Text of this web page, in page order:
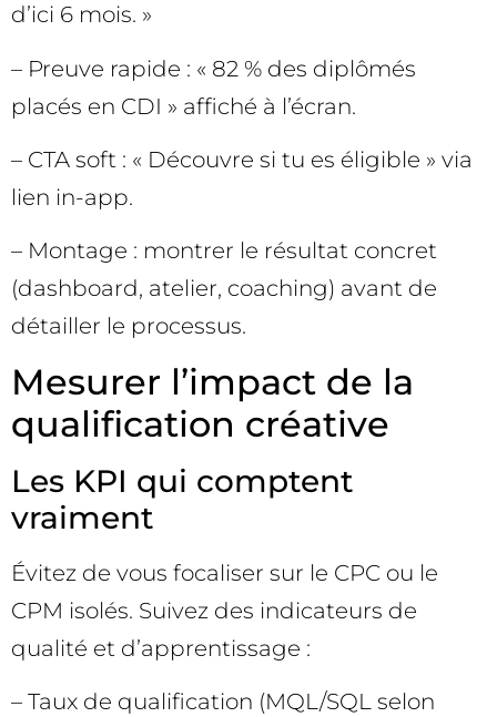
d’ici 6 mois. »
– Preuve rapide : « 82 % des diplômés
placés en CDI » affiché à l’écran.
– CTA soft : « Découvre si tu es éligible » via
lien in-app.
– Montage : montrer le résultat concret
(dashboard, atelier, coaching) avant de
détailler le processus.
Mesurer l’impact de la
qualification créative
Les KPI qui comptent
vraiment
Évitez de vous focaliser sur le CPC ou le
CPM isolés. Suivez des indicateurs de
qualité et d’apprentissage :
– Taux de qualification (MQL/SQL selon